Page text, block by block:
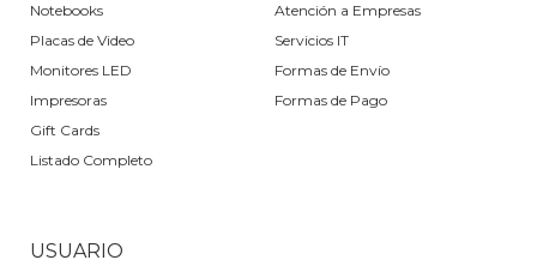
Notebooks
Placas de Video
Monitores LED
Impresoras
Gift Cards
Listado Completo
Atención a Empresas
Servicios IT
Formas de Envío
Formas de Pago
USUARIO